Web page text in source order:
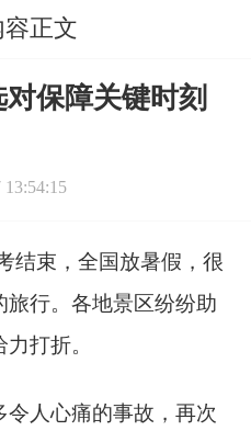
正文
保障关键时刻
13:54:15
束，全国放暑假，很
旅行。各地景区纷纷助
打折。
人心痛的事故，再次